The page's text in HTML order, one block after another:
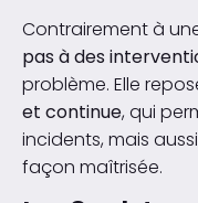
Contrairement à
pas à des
problème. Elle
et continue, qui
incidents, mais
façon maîtrisée.